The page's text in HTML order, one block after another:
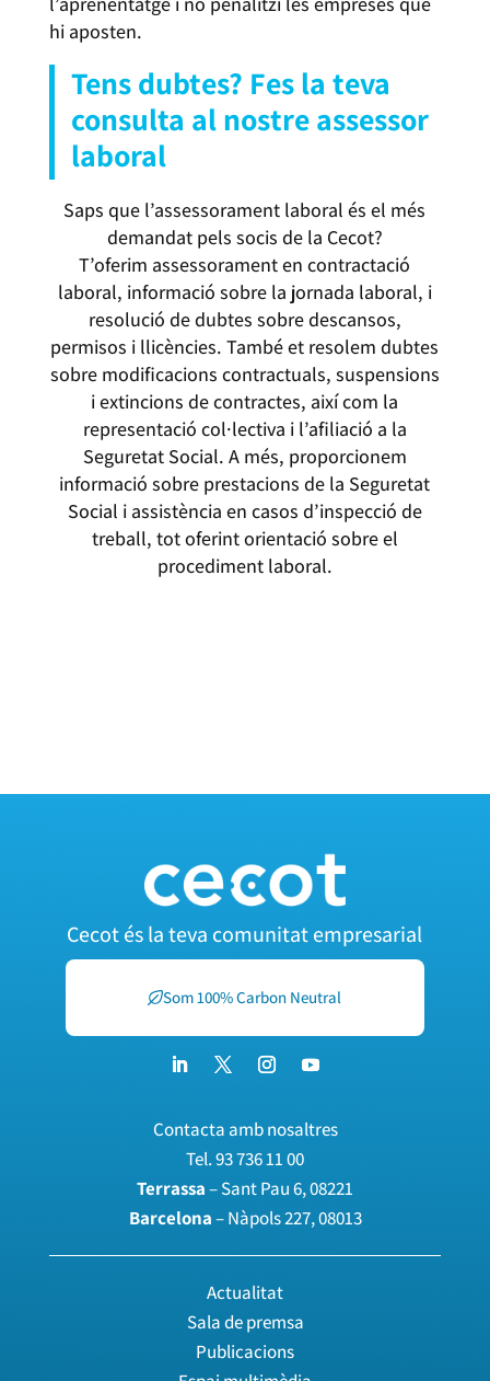
hi aposten.
Tens dubtes? Fes la teva
consulta al nostre assessor
laboral
Saps que l’assessorament laboral és el més
demandat pels socis de la Cecot?
T’oferim assessorament en contractació
laboral, informació sobre la jornada laboral, i
resolució de dubtes sobre descansos,
permisos i llicències. També et resolem dubtes
sobre modificacions contractuals, suspensions
i extincions de contractes, així com la
representació col·lectiva i l’afiliació a la
Seguretat Social. A més, proporcionem
informació sobre prestacions de la Seguretat
Social i assistència en casos d’inspecció de
treball, tot oferint orientació sobre el
procediment laboral.
Cecot és la teva comunitat empresarial
Som 100% Carbon Neutral
Contacta amb nosaltres
Tel.93 736 11 00
Terrassa– Sant Pau 6, 08221
Barcelona– Nàpols 227, 08013
Actualitat
Sala de premsa
Publicacions